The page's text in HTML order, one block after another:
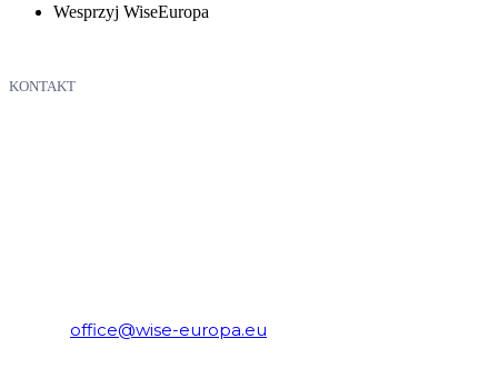
Wesprzyj WiseEuropa
KONTAKT
office@wise-europa.eu